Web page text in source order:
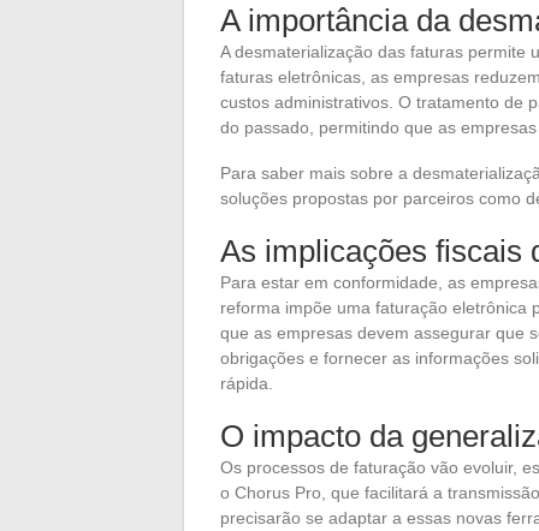
A importância da
A desmaterialização das faturas permite
faturas eletrônicas, as empresas
custos administrativos. O tratamento de
do passado, permitindo que as
Para saber mais sobre a
soluções propostas por parceiros como
As implicações fiscais
Para estar em conformidade, as
reforma impõe uma faturação eletrônica
que as empresas devem assegurar que
obrigações e fornecer as informações
rápida.
O impacto da
Os processos de faturação vão evoluir,
o Chorus Pro, que facilitará a
precisarão se adaptar a essas novas